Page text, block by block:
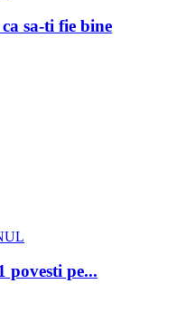
sa-ti fie bine
povesti pe...